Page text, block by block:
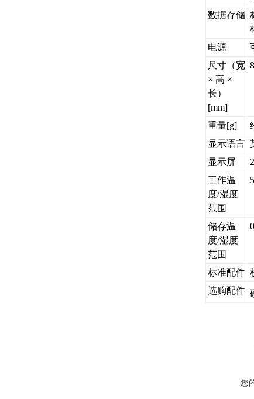
数据存储
电源
尺寸（宽
× 高 ×
长）
[mm]
重量[g]
显示语言
显示屏
工作温
度/湿度
范围
储存温
度/湿度
范围
标准配件
选购配件
您